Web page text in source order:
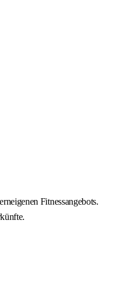
Fitnessangebots.